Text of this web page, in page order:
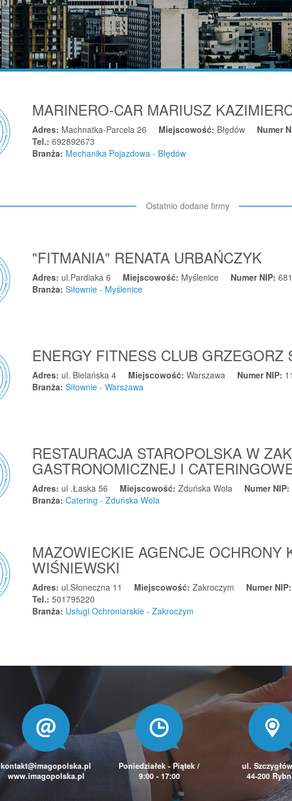
MARINERO-CAR MARIUSZ
Adres: Machnatka-Parcela 26 Miejscowość: Błędów Numer
Tel.:692892673
Branża: Mechanika Pojazdowa - Błędów
Ostatnio dodane firmy
"FITMANIA" RENATA URBAŃCZYK
Adres: ul.Pardiaka 6 Miejscowość: Myślenice Numer NIP:
Branża:Siłownie - Myślenice
ENERGY FITNESS CLUB GRZEGORZ
Adres: ul. Bielańska 4 Miejscowość:Warszawa Numer NIP:
Branża:Siłownie - Warszawa
RESTAURACJA STAROPOLSKA W
GASTRONOMICZNEJ I
Adres: ul .Łaska 56 Miejscowość:Zduńska Wola Numer NIP:
Branża:Catering - Zduńska Wola
MAZOWIECKIE AGENCJE OCHRONY
WIŚNIEWSKI
Adres: ul.Słoneczna 11 Miejscowość:Zakroczym Numer
Tel.:501795220
Branża: Usługi Ochroniarskie - Zakroczym
kontakt@imagopolska.pl
www.imagopolska.pl
Poniedziałek - Piątek /
9:00 - 17:00
ul.
44-200